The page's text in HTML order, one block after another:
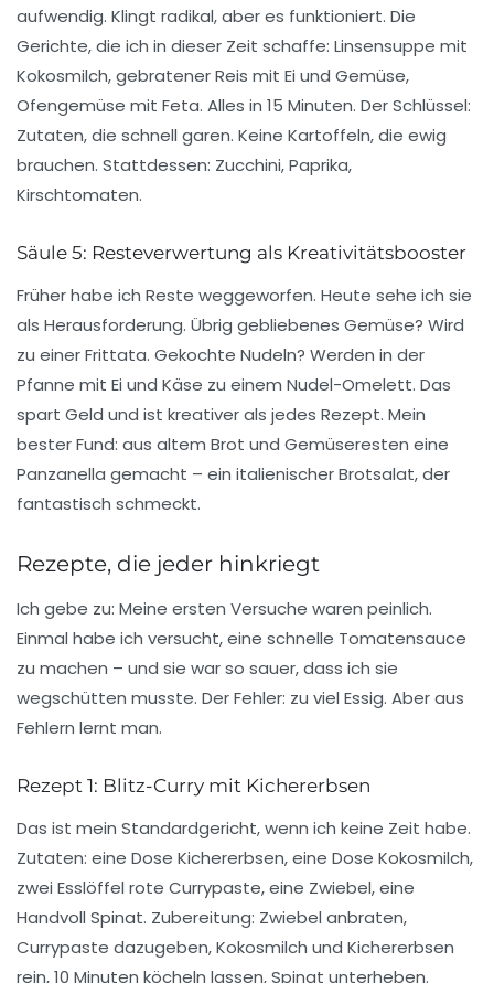
aufwendig. Klingt radikal, aber es funktioniert. Die
Gerichte, die ich in dieser Zeit schaffe: Linsensuppe mit
Kokosmilch, gebratener Reis mit Ei und Gemüse,
Ofengemüse mit Feta. Alles in 15 Minuten. Der Schlüssel:
Zutaten, die schnell garen. Keine Kartoffeln, die ewig
brauchen. Stattdessen: Zucchini, Paprika,
Kirschtomaten.
Säule 5: Resteverwertung als Kreativitätsbooster
Früher habe ich Reste weggeworfen. Heute sehe ich sie
als Herausforderung. Übrig gebliebenes Gemüse? Wird
zu einerFrittata. Gekochte Nudeln? Werden in der
Pfanne mit Ei und Käse zu einem Nudel-Omelett. Das
spart Geld und ist kreativer als jedes Rezept. Mein
bester Fund: aus altem Brot und Gemüseresten eine
Panzanella gemacht – ein italienischer Brotsalat, der
fantastisch schmeckt.
Rezepte, die jeder hinkriegt
Ich gebe zu: Meine ersten Versuche waren peinlich.
Einmal habe ich versucht, eine schnelle Tomatensauce
zu machen – und sie war so sauer, dass ich sie
wegschütten musste. Der Fehler: zu viel Essig. Aber aus
Fehlern lernt man.
Rezept 1: Blitz-Curry mit Kichererbsen
Das ist mein Standardgericht, wenn ich keine Zeit habe.
Zutaten: eine Dose Kichererbsen, eine Dose Kokosmilch,
zwei Esslöffel rote Currypaste, eine Zwiebel, eine
Handvoll Spinat. Zubereitung: Zwiebel anbraten,
Currypaste dazugeben, Kokosmilch und Kichererbsen
rein, 10 Minuten köcheln lassen, Spinat unterheben.